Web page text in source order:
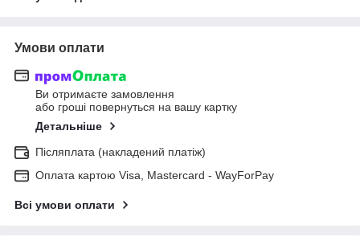
Умови оплати
Ви отримаєте замовлення
або гроші повернуться на вашу картку
Детальніше
Післяплата (накладений платіж)
Оплата картою Visa, Mastercard - WayForPay
Всі умови оплати